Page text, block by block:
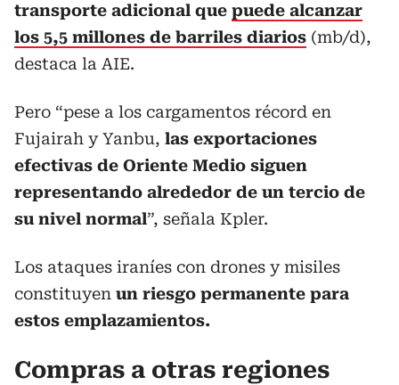
transporte adicional que puede alcanzar
los 5,5 millones de barriles diarios (mb/d),
destaca la AIE.
Pero “pese a los cargamentos récord en
Fujairah y Yanbu, las exportaciones
efectivas de Oriente Medio siguen
representando alrededor de un tercio de
su nivel normal”, señala Kpler.
Los ataques iraníes con drones y misiles
constituyen un riesgo permanente para
estos emplazamientos.
Compras a otras regiones